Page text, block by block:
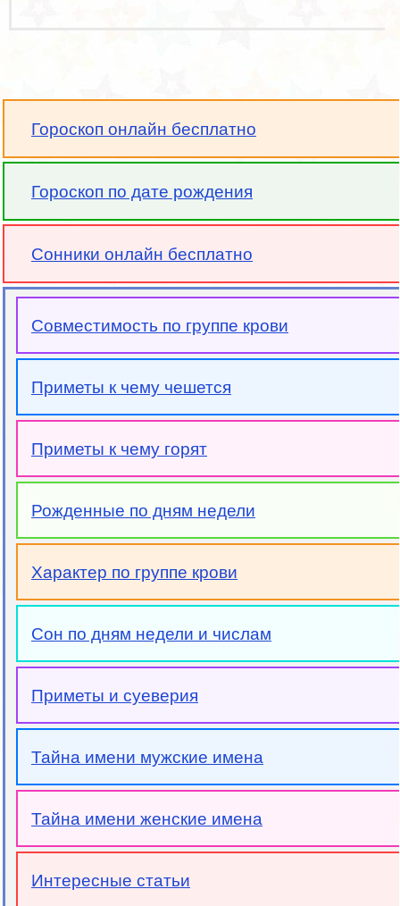
Гороскоп онлайн бесплатно
Гороскоп по дате рождения
Сонники онлайн бесплатно
Совместимость по группе крови
Приметы к чему чешется
Приметы к чему горят
Рожденные по дням недели
Характер по группе крови
Сон по дням недели и числам
Приметы и суеверия
Тайна имени мужские имена
Тайна имени женские имена
Интересные статьи